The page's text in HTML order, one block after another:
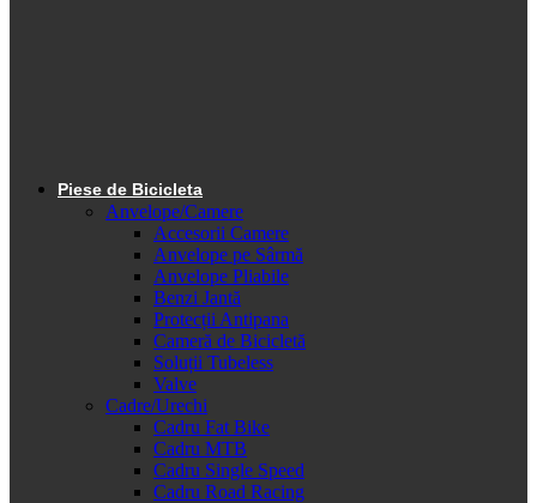
Piese de Bicicleta
Anvelope/Camere
Accesorii Camere
Anvelope pe Sârmă
Anvelope Pliabile
Benzi Jantă
Protecții Antipana
Cameră de Bicicletă
Soluții Tubeless
Valve
Cadre/Urechi
Cadru Fat Bike
Cadru MTB
Cadru Single Speed
Cadru Road Racing